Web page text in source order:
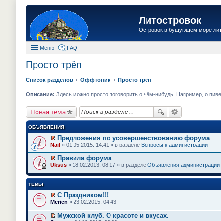
Литостровок
Островок в бушующем море
Меню FAQ
Просто трёп
Список разделов Оффтопик Просто трёп
Описание: Здесь можно просто поговорить о чём-нибудь. Например, о
Новая тема
ОБЪЯВЛЕНИЯ
П
р
е
й
т
и
п
е
р
о
м
Предложения по усовершенствованию форума
Nail » 01.05.2015, 14:41 » в разделе Вопросы к администрации
П
р
т
и
к
п
е
Правила форума
Uksus » 18.02.2013, 08:17 » в разделе Объявления администрации
ТЕМЫ
П
р
е
С Праздником!!!
Merien » 23.02.2015, 04:43
Мужской клуб. О красоте и вкусах.